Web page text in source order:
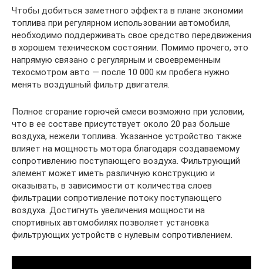
Чтобы добиться заметного эффекта в плане экономии
топлива при регулярном использовании автомобиля,
необходимо поддерживать свое средство передвижения
в хорошем техническом состоянии. Помимо прочего, это
напрямую связано с регулярным и своевременным
техосмотром авто — после 10 000 км пробега нужно
менять воздушный фильтр двигателя.
Полное сгорание горючей смеси возможно при условии,
что в ее составе присутствует около 20 раз больше
воздуха, нежели топлива. Указанное устройство также
влияет на мощность мотора благодаря создаваемому
сопротивлению поступающего воздуха. Фильтрующий
элемент может иметь различную конструкцию и
оказывать, в зависимости от количества слоев
фильтрации сопротивление потоку поступающего
воздуха. Достигнуть увеличения мощности на
спортивных автомобилях позволяет установка
фильтрующих устройств с нулевым сопротивлением.